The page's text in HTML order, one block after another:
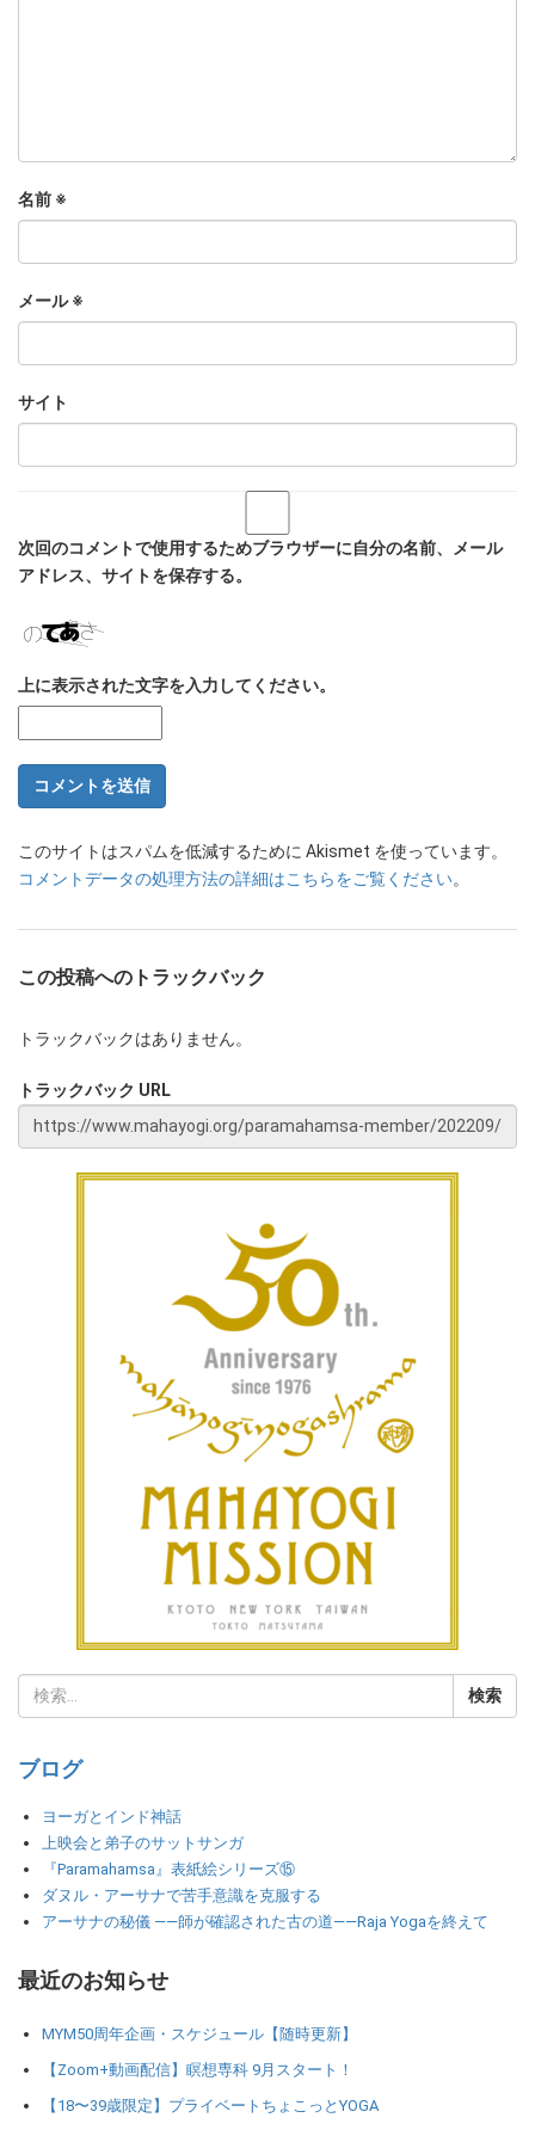
名前 ※
メール※
サイト
次回のコメントで使用するためブラウザーに自分の名前、メール
アドレス、サイトを保存する。
上に表示された文字を入力してください。
このサイトはスパムを低減するために Akismet を使っています。
コメントデータの処理方法の詳細はこちらをご覧ください。
この投稿へのトラックバック
トラックバックはありません。
トラックバック URL
ブログ
ヨーガとインド神話
上映会と弟子のサットサンガ
『Paramahamsa』表紙絵シリーズ⑮
ダヌル・アーサナで苦手意識を克服する
アーサナの秘儀 ――師が確認された古の道――Raja Yogaを終えて
最近のお知らせ
MYM50周年企画・スケジュール【随時更新】
【Zoom+動画配信】瞑想専科 9月スタート！
【18〜39歳限定】プライベートちょこっとYOGA